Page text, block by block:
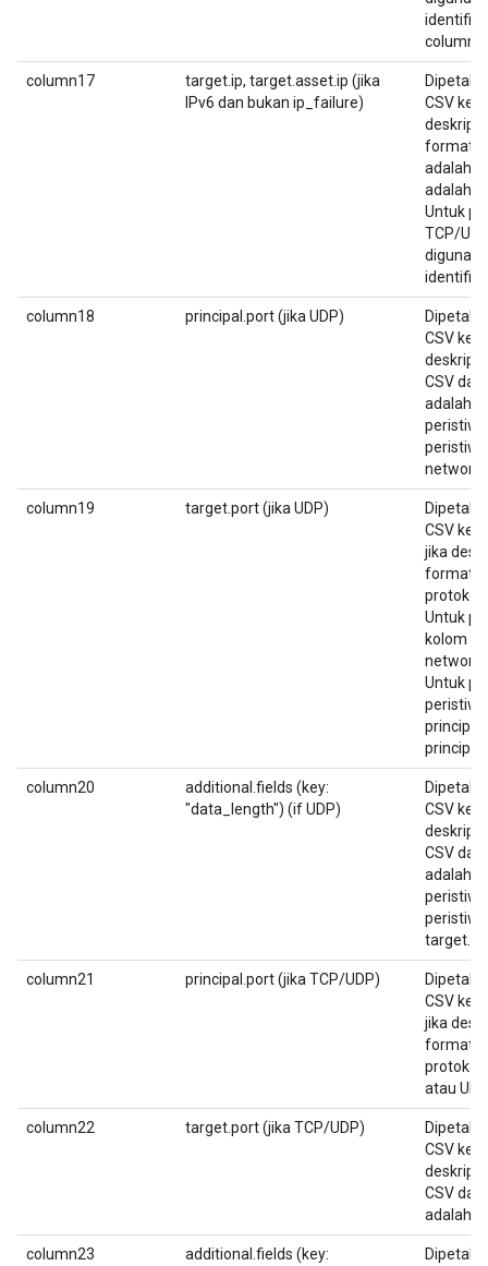
column9
column17
target.ip, target.asset.ip (jika
IPv6 dan bukan ip_failure)
CSV
format
adalah
adalah
Untuk
TCP/
column18 principal.port (jika UDP)
CSV
CSV
adalah
peristiwa
column19 target.port (jika UDP)
CSV
jika
format
Untuk
kolom
Untuk
column20
additional.fields (key:
"data_length") (if UDP)
CSV
CSV
adalah
column21 principal.port (jika TCP/UDP)
CSV
jika
format
atau
column22 target.port (jika TCP/UDP)
CSV
CSV
adalah
column23
additional.fields (key: